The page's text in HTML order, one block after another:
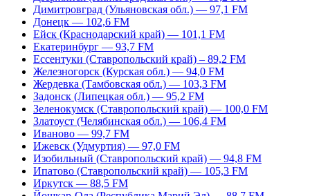
Димитровград (Ульяновская обл.) — 97,1 FM
Донецк — 102,6 FM
Ейск (Краснодарский край) — 101,1 FM
Екатеринбург — 93,7 FM
Ессентуки (Ставропольский край) – 89,2 FM
Железногорск (Курская обл.) — 94,0 FM
Жердевка (Тамбовская обл.) — 103,3 FM
Задонск (Липецкая обл.) — 95,2 FM
Зеленокумск (Ставропольский край) — 100,0 FM
Златоуст (Челябинская обл.) — 106,4 FM
Иваново — 99,7 FM
Ижевск (Удмуртия) — 97,0 FM
Изобильный (Ставропольский край) — 94,8 FM
Ипатово (Ставропольский край) — 105,3 FM
Иркутск — 88,5 FM